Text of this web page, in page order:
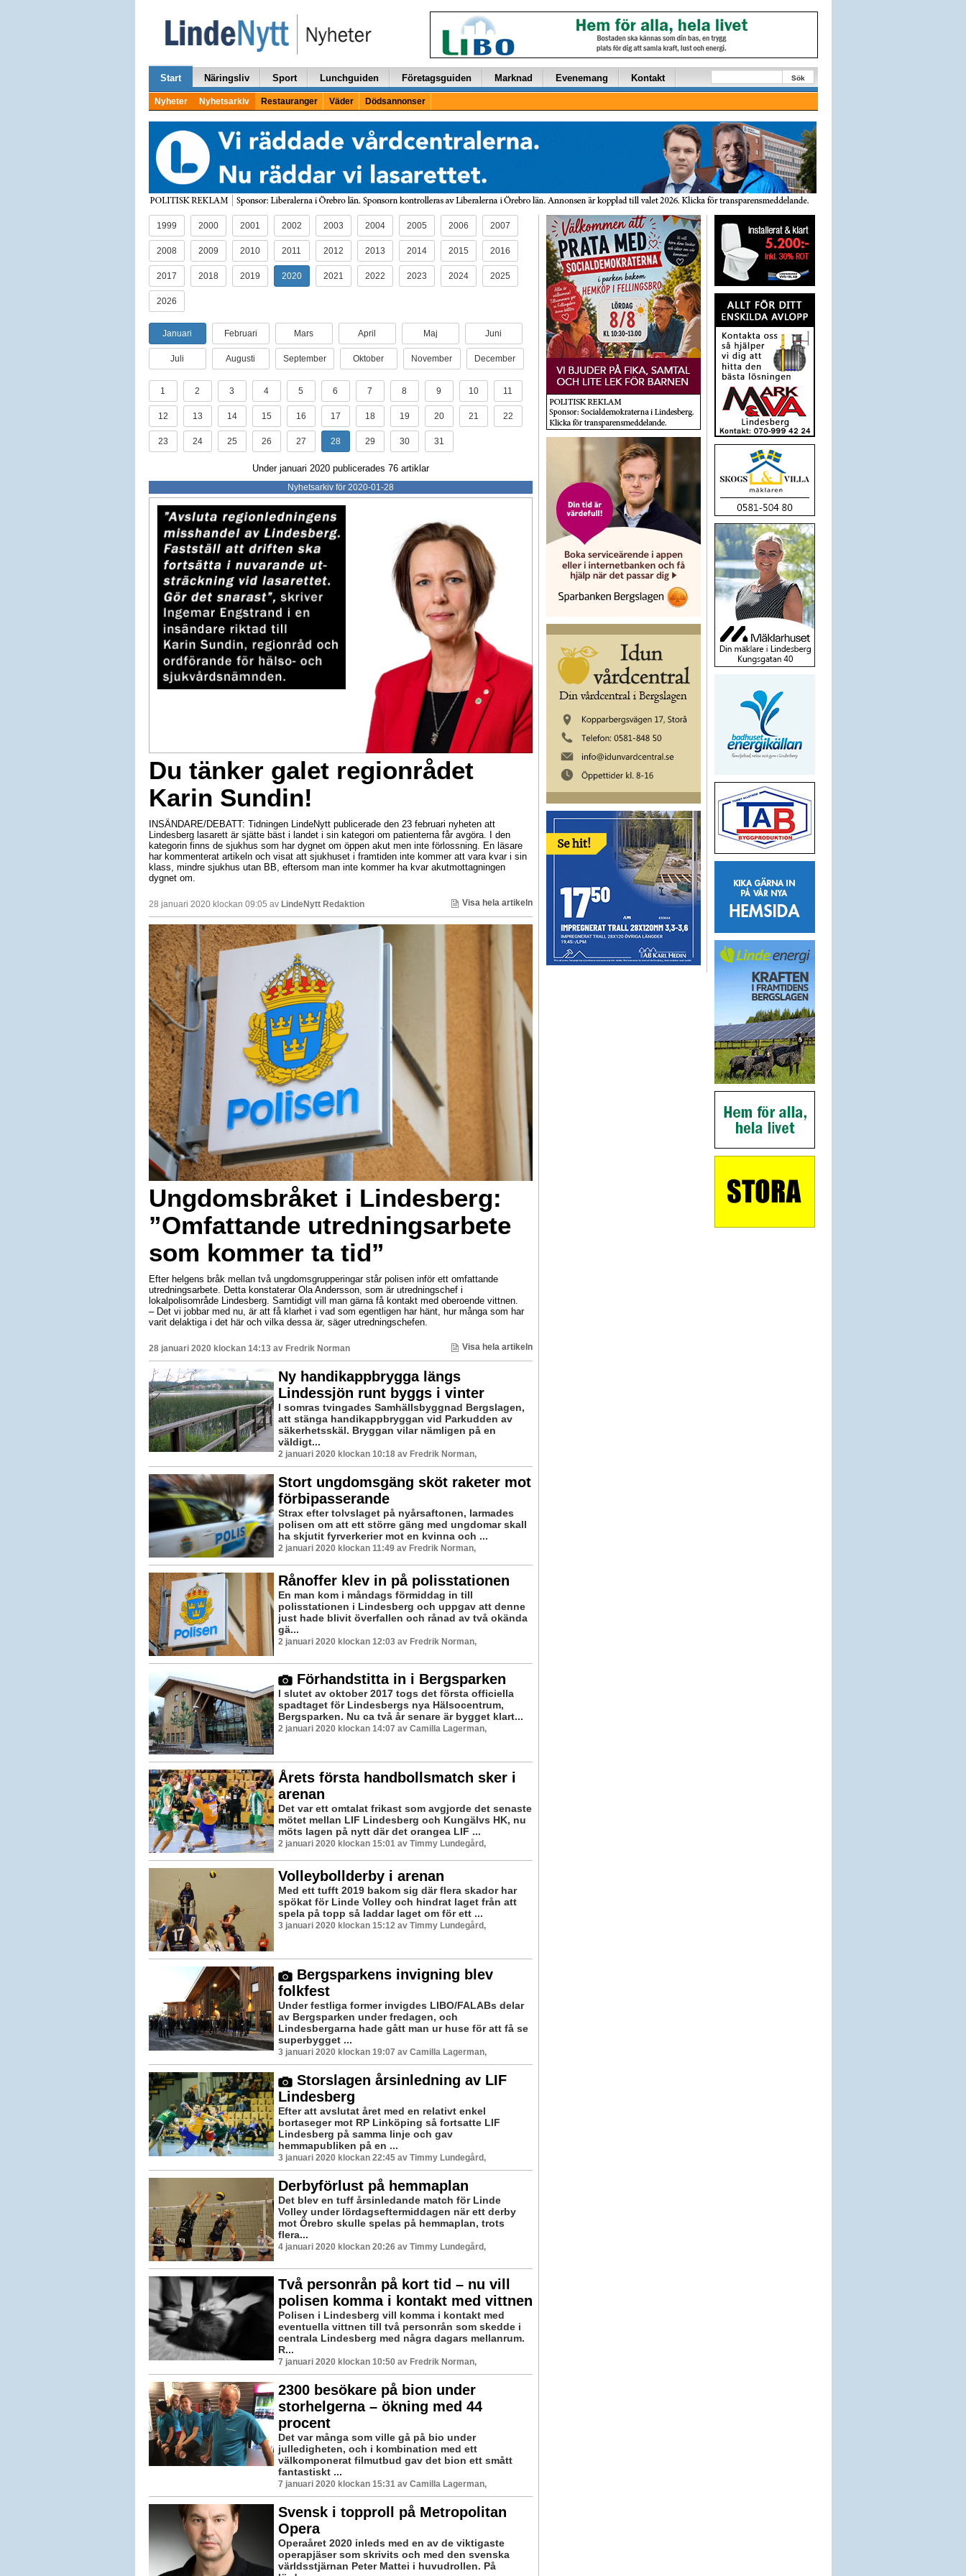
Start Näringsliv Sport Lunchguiden Företagsguiden Marknad Evenemang Kontakt Sök
Nyheter Nyhetsarkiv Restauranger Väder Dödsannonser
1999 2000 2001 2002 2003 2004 2005 2006 2007
2008 2009 2010 2011 2012 2013 2014 2015 2016
2017 2018 2019 2020 2021 2022 2023 2024 2025
2026
Januari Februari Mars April Maj Juni
Juli Augusti September Oktober November December
1 2 3 4 5 6 7 8 9 10 11
12 13 14 15 16 17 18 19 20 21 22
23 24 25 26 27 28 29 30 31
Under januari 2020 publicerades 76 artiklar
Nyhetsarkiv för 2020-01-28
Du tänker galet regionrådet
Karin Sundin!
INSÄNDARE/DEBATT: Tidningen LindeNytt publicerade den 23 februari nyheten att
Lindesberg lasarett är sjätte bäst i landet i sin kategori om patienterna får avgöra. I den
kategorin finns de sjukhus som har dygnet om öppen akut men inte förlossning. En läsare
har kommenterat artikeln och visat att sjukhuset i framtiden inte kommer att vara kvar i sin
klass, mindre sjukhus utan BB, eftersom man inte kommer ha kvar akutmottagningen
dygnet om.
28 januari 2020 klockan 09:05 av LindeNytt Redaktion Visa hela artikeln
Ungdomsbråket i Lindesberg:
”Omfattande utredningsarbete
som kommer ta tid”
Efter helgens bråk mellan två ungdomsgrupperingar står polisen inför ett omfattande
utredningsarbete. Detta konstaterar Ola Andersson, som är utredningschef i
lokalpolisområde Lindesberg. Samtidigt vill man gärna få kontakt med oberoende vittnen.
– Det vi jobbar med nu, är att få klarhet i vad som egentligen har hänt, hur många som har
varit delaktiga i det här och vilka dessa är, säger utredningschefen.
28 januari 2020 klockan 14:13 av Fredrik Norman Visa hela artikeln
Ny handikappbrygga längs
Lindessjön runt byggs i vinter
I somras tvingades Samhällsbyggnad Bergslagen,
att stänga handikappbryggan vid Parkudden av
säkerhetsskäl. Bryggan vilar nämligen på en
väldigt...
2 januari 2020 klockan 10:18 av Fredrik Norman,
Stort ungdomsgäng sköt raketer mot
förbipasserande
Strax efter tolvslaget på nyårsaftonen, larmades
polisen om att ett större gäng med ungdomar skall
ha skjutit fyrverkerier mot en kvinna och ...
2 januari 2020 klockan 11:49 av Fredrik Norman,
Rånoffer klev in på polisstationen
En man kom i måndags förmiddag in till
polisstationen i Lindesberg och uppgav att denne
just hade blivit överfallen och rånad av två okända
gä...
2 januari 2020 klockan 12:03 av Fredrik Norman,
Förhandstitta in i Bergsparken
I slutet av oktober 2017 togs det första officiella
spadtaget för Lindesbergs nya Hälsocentrum,
Bergsparken. Nu ca två år senare är bygget klart...
2 januari 2020 klockan 14:07 av Camilla Lagerman,
Årets första handbollsmatch sker i
arenan
Det var ett omtalat frikast som avgjorde det senaste
mötet mellan LIF Lindesberg och Kungälvs HK, nu
möts lagen på nytt där det orangea LIF ...
2 januari 2020 klockan 15:01 av Timmy Lundegård,
Volleybollderby i arenan
Med ett tufft 2019 bakom sig där flera skador har
spökat för Linde Volley och hindrat laget från att
spela på topp så laddar laget om för ett ...
3 januari 2020 klockan 15:12 av Timmy Lundegård,
Bergsparkens invigning blev
folkfest
Under festliga former invigdes LIBO/FALABs delar
av Bergsparken under fredagen, och
Lindesbergarna hade gått man ur huse för att få se
superbygget ...
3 januari 2020 klockan 19:07 av Camilla Lagerman,
Storslagen årsinledning av LIF
Lindesberg
Efter att avslutat året med en relativt enkel
bortaseger mot RP Linköping så fortsatte LIF
Lindesberg på samma linje och gav
hemmapubliken på en ...
3 januari 2020 klockan 22:45 av Timmy Lundegård,
Derbyförlust på hemmaplan
Det blev en tuff årsinledande match för Linde
Volley under lördagseftermiddagen när ett derby
mot Örebro skulle spelas på hemmaplan, trots
flera...
4 januari 2020 klockan 20:26 av Timmy Lundegård,
Två personrån på kort tid – nu vill
polisen komma i kontakt med vittnen
Polisen i Lindesberg vill komma i kontakt med
eventuella vittnen till två personrån som skedde i
centrala Lindesberg med några dagars mellanrum.
R...
7 januari 2020 klockan 10:50 av Fredrik Norman,
2300 besökare på bion under
storhelgerna – ökning med 44
procent
Det var många som ville gå på bio under
julledigheten, och i kombination med ett
välkomponerat filmutbud gav det bion ett smått
fantastiskt ...
7 januari 2020 klockan 15:31 av Camilla Lagerman,
Svensk i topproll på Metropolitan
Opera
Operaåret 2020 inleds med en av de viktigaste
operapjäser som skrivits och med den svenska
världsstjärnan Peter Mattei i huvudrollen. På